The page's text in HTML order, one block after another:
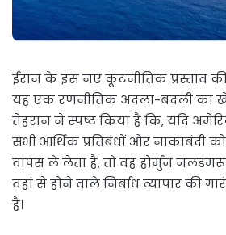
ईरान के इस नए कूटनीतिक प्रस्ताव
यह एक रणनीतिक अदला-बदली का
तेहरान ने स्पष्ट किया है कि, यदि
सभी आर्थिक प्रतिबंधों और नाकाबंदी
वापस ले लेता है, तो वह होर्मुज
वहां से होने वाले निर्बाध व्यापार की
है।